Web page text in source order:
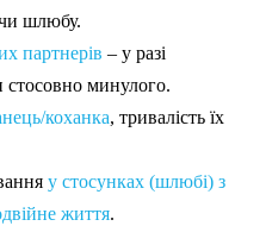
чи шлюбу.
партнерів – у разі
стосовно минулого.
коханка, тривалість їх
у стосунках (шлюбі) з
життя.